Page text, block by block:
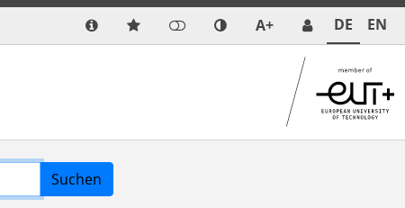
A+ DE EN
Suchen